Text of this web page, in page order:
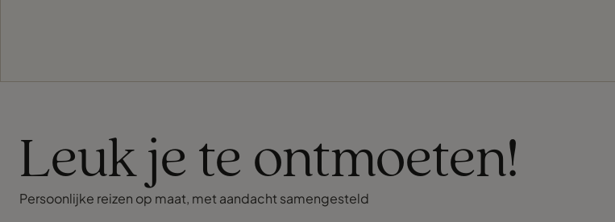
Leuk je te ontmoeten!
Persoonlijke reizen op maat, met aandacht samengesteld